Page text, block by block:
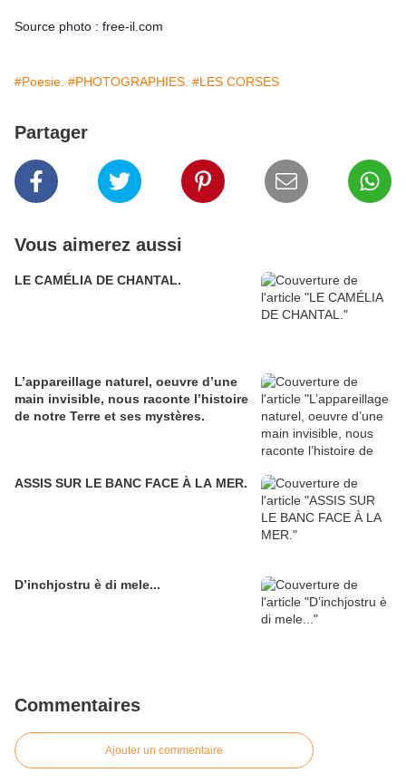
Source photo : free-il.com
#Poesie. #PHOTOGRAPHIES. #LES CORSES
Partager
Vous aimerez aussi
LE CAMÉLIA DE CHANTAL.
L’appareillage naturel, oeuvre d’une
main invisible, nous raconte l’histoire
de notre Terre et ses mystères.
ASSIS SUR LE BANC FACE À LA MER.
D’inchjostru è di mele...
Commentaires
Ajouter un commentaire